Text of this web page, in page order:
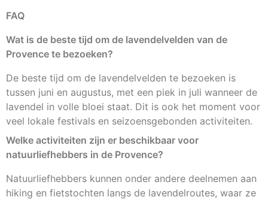
FAQ
Wat is de beste tijd om de lavendelvelden van de
Provence te bezoeken?
De beste tijd om de lavendelvelden te bezoeken is
tussen juni en augustus, met een piek in juli wanneer de
lavendel in volle bloei staat. Dit is ook het moment voor
veel lokale festivals en seizoensgebonden activiteiten.
Welke activiteiten zijn er beschikbaar voor
natuurliefhebbers in de Provence?
Natuurliefhebbers kunnen onder andere deelnemen aan
hiking en fietstochten langs de lavendelroutes, waar ze